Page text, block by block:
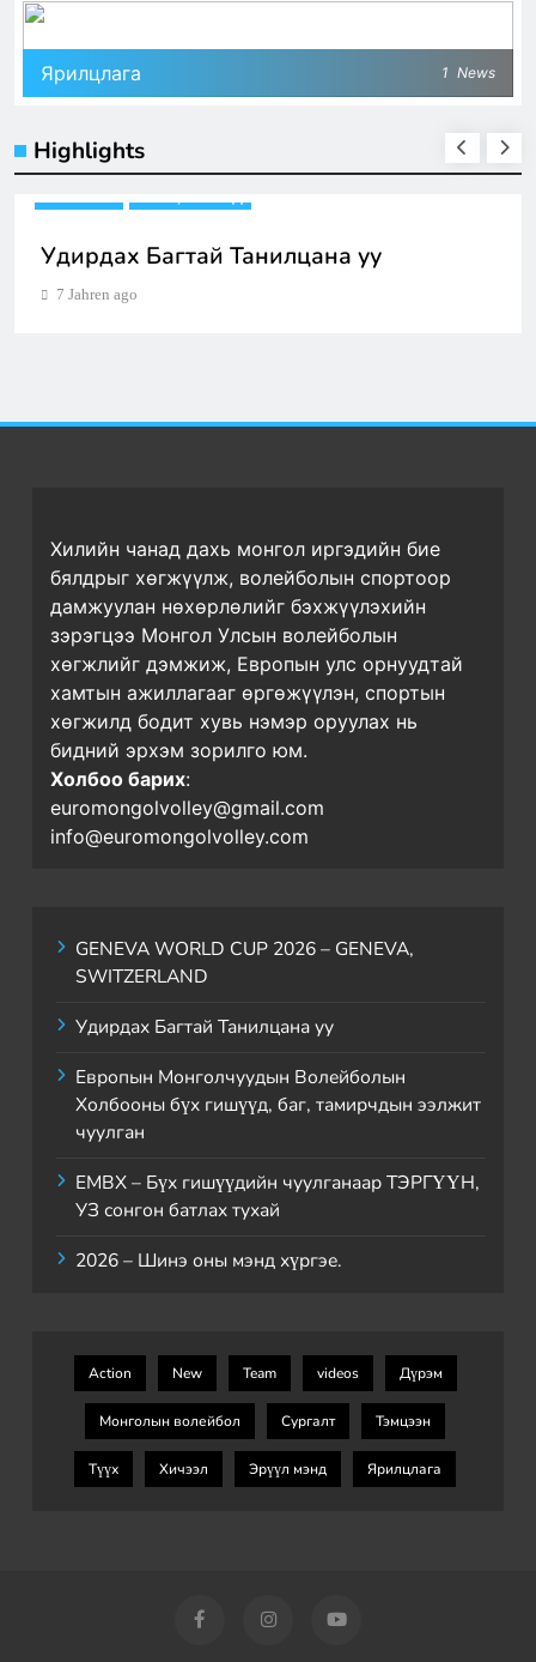
Ярилцлага 1 News
Highlights
Европын Монголчуудын Волейболын
Холбооны бүх гишүүд, баг, тамирчдын
Хилийн чанад дахь монгол иргэдийн бие
бялдрыг хөгжүүлж, волейболын спортоор
дамжуулан нөхөрлөлийг бэхжүүлэхийн
зэрэгцээ Монгол Улсын волейболын
хөгжлийг дэмжиж, Европын улс орнуудтай
хамтын ажиллагааг өргөжүүлэн, спортын
хөгжилд бодит хувь нэмэр оруулах нь
бидний эрхэм зорилго юм.
Холбоо барих:
euromongolvolley@gmail.com
info@euromongolvolley.com
GENEVA WORLD CUP 2026 – GENEVA,
SWITZERLAND
Удирдах Багтай Танилцана уу
Европын Монголчуудын Волейболын
Холбооны бүх гишүүд, баг, тамирчдын ээлжит
чуулган
ЕМВХ – Бүх гишүүдийн чуулганаар ТЭРГҮҮН,
УЗ сонгон батлах тухай
2026 – Шинэ оны мэнд хүргэе.
Action New Team videos Дүрэм
Монголын волейбол Сургалт Тэмцээн
Түүх Хичээл Эрүүл мэнд Ярилцлага